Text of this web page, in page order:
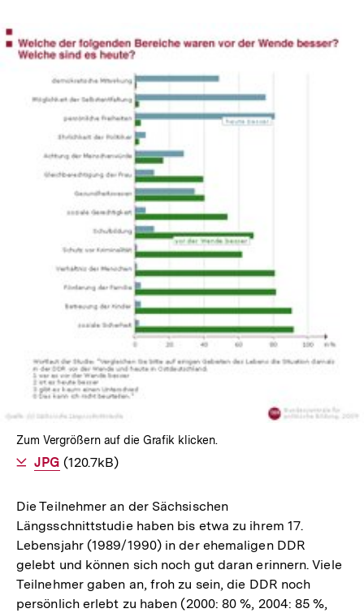
In
Lightbox
öffnen
Zum Vergrößern auf die Grafik klicken.
Als
JPG herunterladen
(120.7kB)
Die Teilnehmer an der Sächsischen
Längsschnittstudie haben bis etwa zu ihrem 17.
Lebensjahr (1989/1990) in der ehemaligen DDR
gelebt und können sich noch gut daran erinnern. Viele
Teilnehmer gaben an, froh zu sein, die DDR noch
persönlich erlebt zu haben (2000: 80 %, 2004: 85 %,